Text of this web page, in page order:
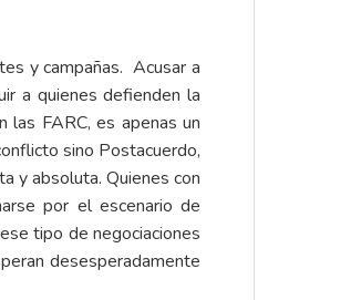
y campañas. Acusar a
a quienes defienden la
las FARC, es apenas un
sino Postacuerdo,
y absoluta. Quienes con
por el escenario de
tipo de negociaciones
desesperadamente